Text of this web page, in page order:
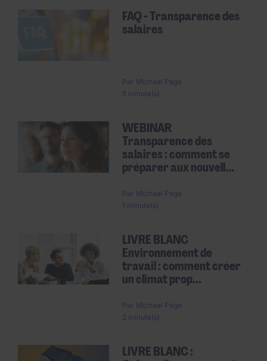
FAQ - Transparence des
salaires
Par Michael Page
5 minute(s)
WEBINAR
Transparence des
salaires : comment se
préparer aux nouvell...
Par Michael Page
1 minute(s)
LIVRE BLANC
Environnement de
travail : comment créer
un climat prop...
Par Michael Page
2 minute(s)
LIVRE BLANC :